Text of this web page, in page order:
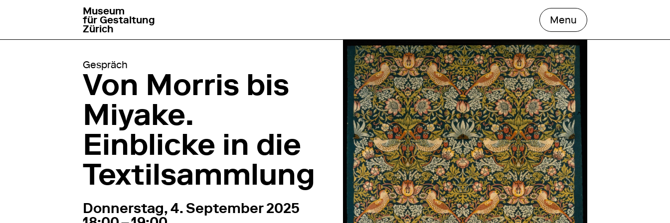
aller à la page d'accueil
Museum
für Gestaltung
Zürich
Menu ouvrir le menu
Gespräch
Von Morris bis
Miyake.
Einblicke in die
Textilsammlung
4. September 202518:00 – 19:00
Donnerstag, 4. September 2025